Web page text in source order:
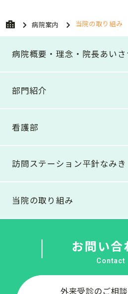
病院案内 当院の取り組み
病院概要・理念・ 院長あいさ
部門紹介
看護部
訪問ステーション平針なみき
当院の取り組み
お問い合
Contact
外来受診のご相